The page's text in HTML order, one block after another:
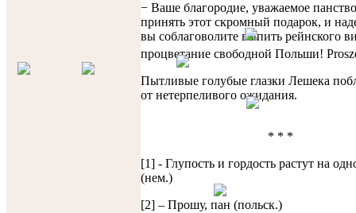
− Ваше благородие, уважаемое
принять этот скромный подарок, и
вы соблаговолите выпить рейнского
процветание свободной Польши!
Пытливые голубые глазки Лешека
от нетерпеливого ожидания.
* * *
[1] - Глупость и гордость растут на
(нем.)
[2] – Прошу, пан (польск.)